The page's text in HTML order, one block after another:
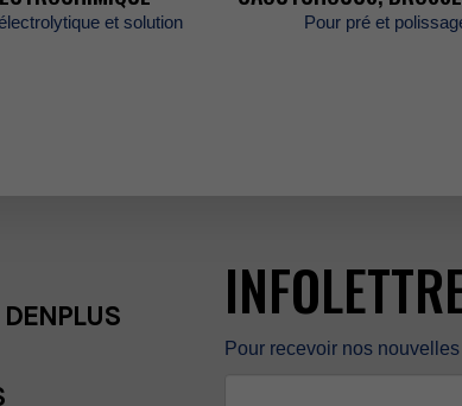
POLITIQUES